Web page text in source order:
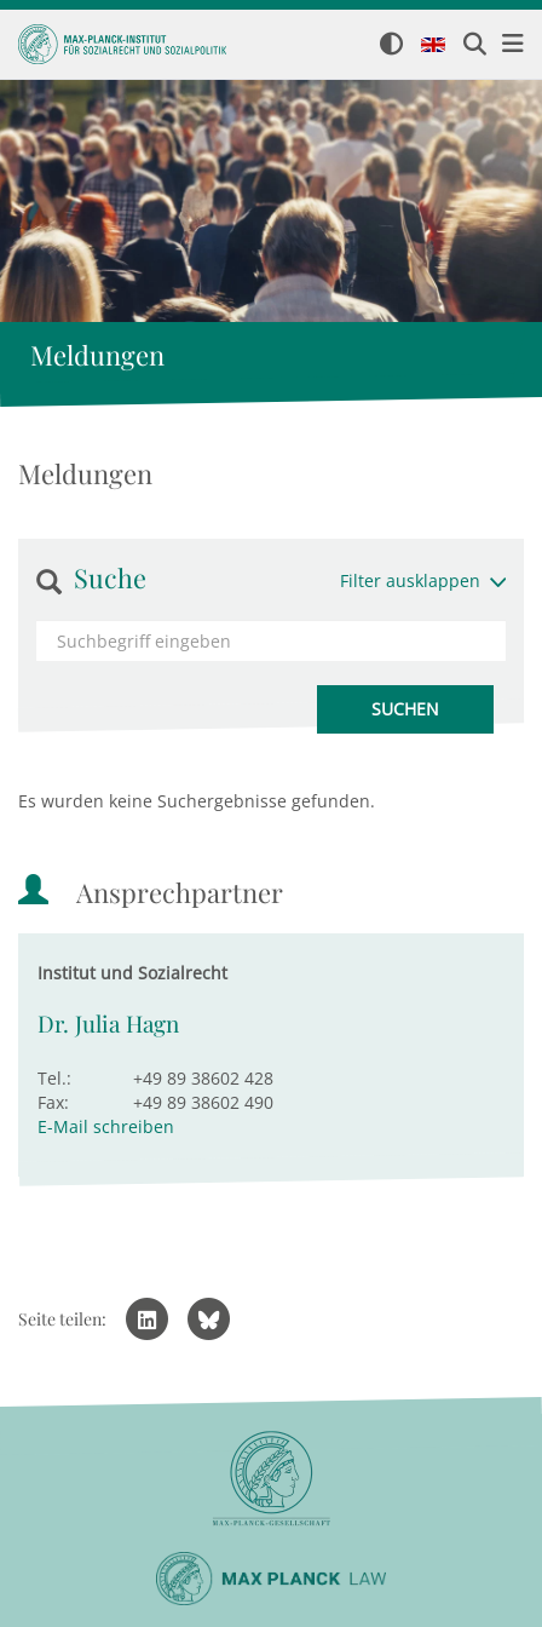
Meldungen
Meldungen
Suche Filter ausklappen
Es wurden keine Suchergebnisse gefunden.
Ansprechpartner
Institut und Sozialrecht
Dr. Julia Hagn
Tel.:
+49 89 38602 428
Fax:
+49 89 38602 490
E-Mail schreiben
Seite teilen: